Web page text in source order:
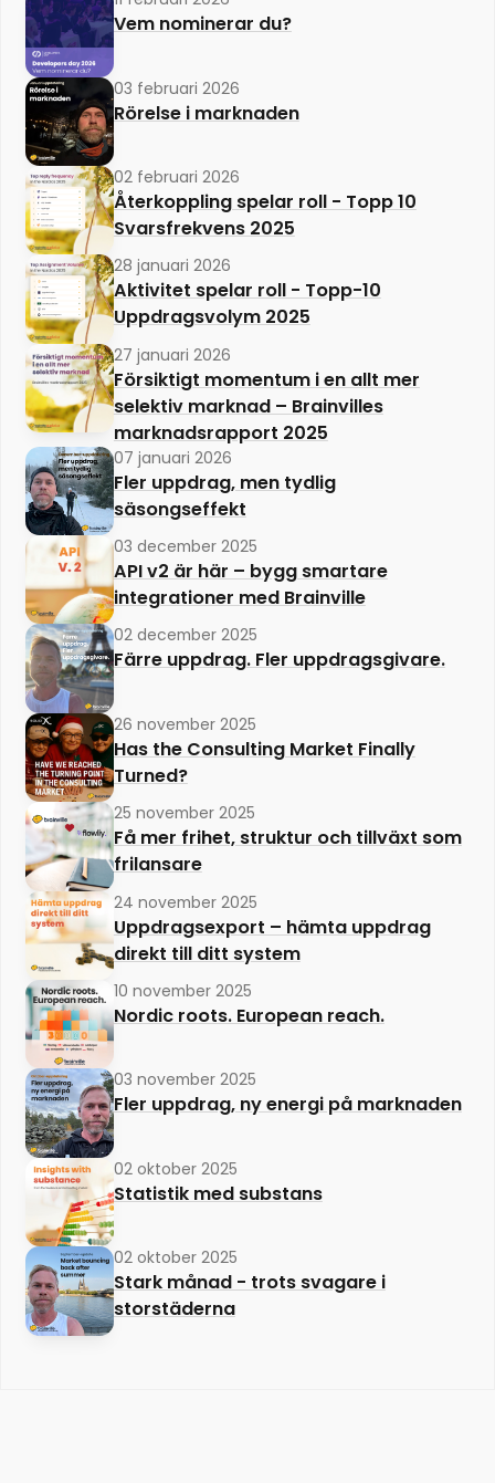
Vem nominerar du?
03 februari 2026
Rörelse i marknaden
02 februari 2026
Återkoppling spelar roll - Topp 10
Svarsfrekvens 2025
28 januari 2026
Aktivitet spelar roll - Topp-10
Uppdragsvolym 2025
27 januari 2026
Försiktigt momentum i en allt mer
selektiv marknad – Brainvilles
marknadsrapport 2025
07 januari 2026
Fler uppdrag, men tydlig
säsongseffekt
03 december 2025
API v2 är här – bygg smartare
integrationer med Brainville
02 december 2025
Färre uppdrag. Fler uppdragsgivare.
26 november 2025
Has the Consulting Market Finally
Turned?
25 november 2025
Få mer frihet, struktur och tillväxt som
frilansare
24 november 2025
Uppdragsexport – hämta uppdrag
direkt till ditt system
10 november 2025
Nordic roots. European reach.
03 november 2025
Fler uppdrag, ny energi på marknaden
02 oktober 2025
Statistik med substans
02 oktober 2025
Stark månad - trots svagare i
storstäderna